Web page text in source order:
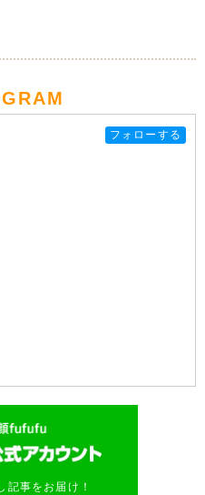
フォローする
記事をお届け！